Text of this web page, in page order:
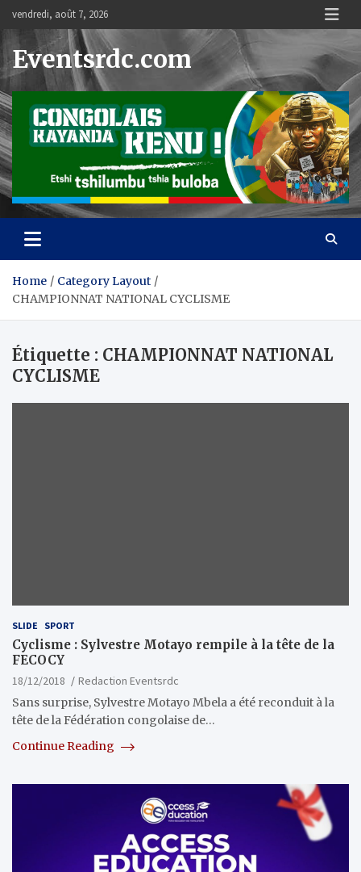
content
vendredi, août 7, 2026
Eventsrdc.com
Home
Category Layout
CHAMPIONNAT NATIONAL CYCLISME
Étiquette : CHAMPIONNAT NATIONAL
CYCLISME
SLIDE SPORT
Cyclisme : Sylvestre Motayo rempile à la tête de la
FECOCY
18/12/2018
Redaction Eventsrdc
Sans surprise, Sylvestre Motayo Mbela a été reconduit à la
tête de la Fédération congolaise de…
Continue Reading